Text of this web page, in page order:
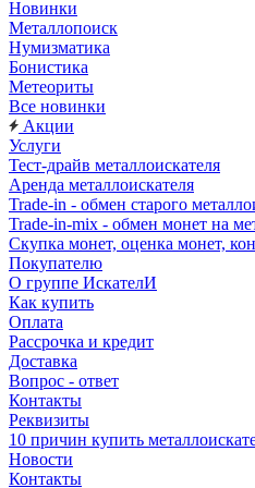
Новинки
Металлопоиск
Нумизматика
Бонистика
Метеориты
Все новинки
Акции
Услуги
Тест-драйв металлоискателя
Аренда металлоискателя
Trade-in - обмен старого
Trade-in-mix - обмен монет на
Скупка монет, оценка монет,
Покупателю
О группе ИскателИ
Как купить
Оплата
Рассрочка и кредит
Доставка
Вопрос - ответ
Контакты
Реквизиты
10 причин купить
Новости
Контакты